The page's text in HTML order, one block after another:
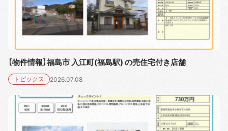
【物件情報】福島市 入江町(福島駅) の売住宅付き店舗
トピックス 2026.07.08